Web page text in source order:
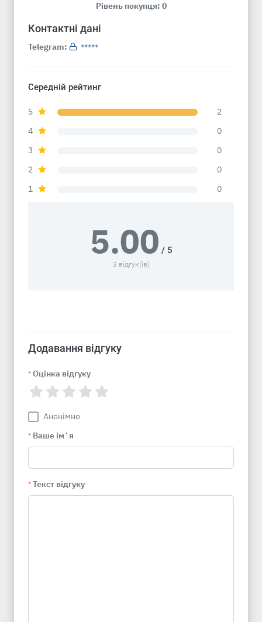
Рівень покупця: 0
Контактні дані
Telegram: *****
Середній рейтинг
5
2
4
0
3
0
2
0
1
0
5.00 / 5
2 відгук(ів)
Додавання відгуку
* Оцінка відгуку
Анонімно
* Ваше імʼя
* Текст відгуку